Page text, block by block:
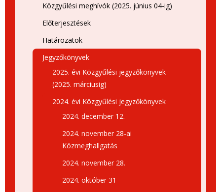
Közgyűlési meghívók (2025. június 04-ig)
Előterjesztések
Határozatok
Jegyzőkönyvek
2025. évi Közgyűlési jegyzőkönyvek
(2025. márciusig)
2024. évi Közgyűlési jegyzőkönyvek
2024. december 12.
2024. november 28-ai
Közmeghallgatás
2024. november 28.
2024. október 31